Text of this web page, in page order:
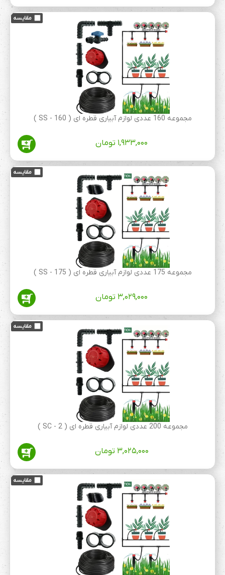
مجموعه 160 عددی لوازم آبیاری قطره ای ( 160 - SS )
۱,۹۳۳,۰۰۰ تومان
مجموعه 175 عددی لوازم آبیاری قطره ای ( 175 - SS )
۳,۰۲۹,۰۰۰ تومان
مجموعه 200 عددی لوازم آبیاری قطره ای ( 2 - SC )
۳,۰۲۵,۰۰۰ تومان